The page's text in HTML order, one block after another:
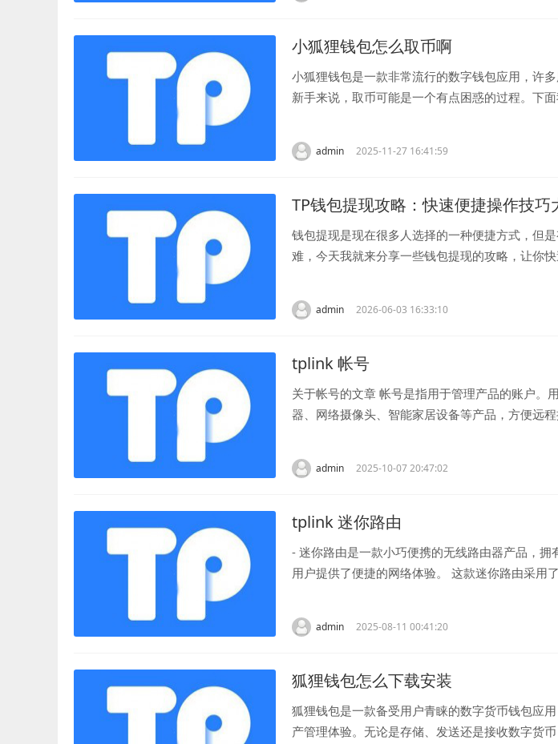
小狐狸钱包怎么取币啊
小狐狸钱包是一款非常流行的数字钱包应用，许
新手来说，取币可能是一个有点困惑的过程。下
admin 2025-11-27 16:41:59
TP钱包提现攻略：快速便捷操作技巧
钱包提现是现在很多人选择的一种便捷方式，但
难，今天我就来分享一些钱包提现的攻略，让你
admin 2026-06-03 16:33:10
tplink 帐号
关于帐号的文章 帐号是指用于管理产品的账户。
器、网络摄像头、智能家居设备等产品，方便远
admin 2025-10-07 20:47:02
tplink 迷你路由
- 迷你路由是一款小巧便携的无线路由器产品，
用户提供了便捷的网络体验。 这款迷你路由采用
admin 2025-08-11 00:41:20
狐狸钱包怎么下载安装
狐狸钱包是一款备受用户青睐的数字货币钱包应
产管理体验。无论是存储、发送还是接收数字货